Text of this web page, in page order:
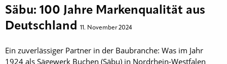
Säbu: 100 Jahre Markenqualität aus
Deutschland
11. November 2024
Ein zuverlässiger Partner in der Baubranche: Was im Jahr
1924 als Sägewerk Buchen (Säbu) in Nordrhein-Westfalen